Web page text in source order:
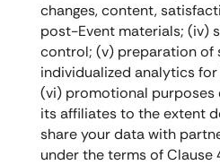
changes, content,
post-Event materials; (iv)
control; (v) preparation of
individualized analytics
(vi) promotional purposes
its affiliates to the extent
share your data with
under the terms of Clause